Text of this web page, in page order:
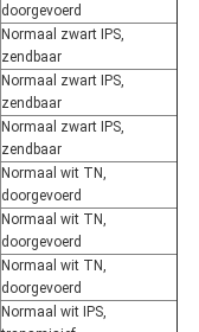
doorgevoerd
Normaal zwart IPS,
zendbaar
Normaal zwart IPS,
zendbaar
Normaal zwart IPS,
zendbaar
Normaal wit TN,
doorgevoerd
Normaal wit TN,
doorgevoerd
Normaal wit TN,
doorgevoerd
Normaal wit IPS,